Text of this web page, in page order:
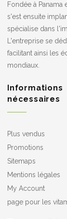
Fondée à
s'est ensuite
spécialise dans
L'entreprise se
facilitant ainsi les
mondiaux.
Informations
nécessaires
Plus vendus
Promotions
Sitemaps
Mentions légales
My Account
page pour les